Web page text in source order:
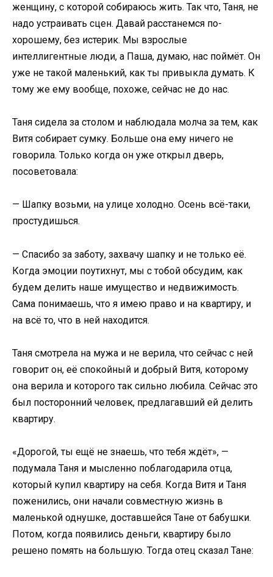
женщину, с которой собираюсь жить. Так что, Таня, не
надо устраивать сцен. Давай расстанемся по-
хорошему, без истерик. Мы взрослые
интеллигентные люди, а Паша, думаю, нас поймёт. Он
уже не такой маленький, как ты привыкла думать. К
тому же ему вообще, похоже, сейчас не до нас.
Таня сидела за столом и наблюдала молча за тем, как
Витя собирает сумку. Больше она ему ничего не
говорила. Только когда он уже открыл дверь,
посоветовала:
— Шапку возьми, на улице холодно. Осень всё-таки,
простудишься.
— Спасибо за заботу, захвачу шапку и не только её.
Когда эмоции поутихнут, мы с тобой обсудим, как
будем делить наше имущество и недвижимость.
Сама понимаешь, что я имею право и на квартиру, и
на всё то, что в ней находится.
Таня смотрела на мужа и не верила, что сейчас с ней
говорит он, её спокойный и добрый Витя, которому
она верила и которого так сильно любила. Сейчас это
был посторонний человек, предлагавший ей делить
квартиру.
«Дорогой, ты ещё не знаешь, что тебя ждёт», —
подумала Таня и мысленно поблагодарила отца,
который купил квартиру на себя. Когда Витя и Таня
поженились, они начали совместную жизнь в
маленькой однушке, доставшейся Тане от бабушки.
Потом, когда появились деньги, квартиру было
решено помять на большую. Тогда отец сказал Тане: